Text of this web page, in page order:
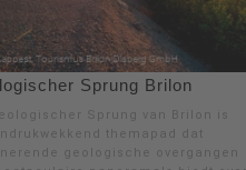
Sprung Brilon
Sprung van Brilon is
themapad dat
geologische overgangen